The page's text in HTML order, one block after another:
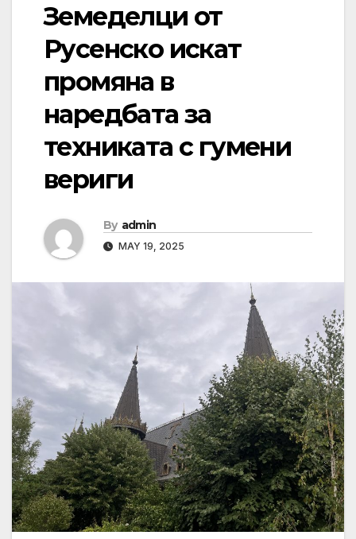
Земеделци от
Русенско искат
промяна в
наредбата за
техниката с гумени
вериги
By admin
MAY 19, 2025